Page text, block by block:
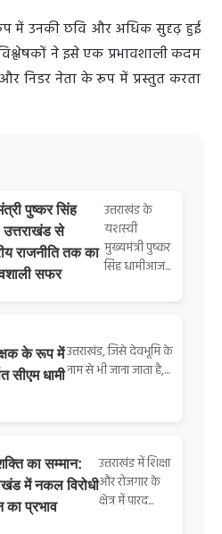
रूप में उनकी छवि और अधिक सुदृढ़ हुई
ने इसे एक प्रभावशाली कदम
निडर नेता के रूप में प्रस्तुत करता
पुष्कर सिंह
उत्तराखंड से
राजनीति तक का
सफर
उत्तराखंड के
यशस्वी
मुख्यमंत्री पुष्कर
सिंह धामीआज...
के रूप में
सीएम धामी
उत्तराखंड, जिसे देवभूमि के
नाम से भी जाना जाता है,...
का सम्मान:
में नकल विरोधी
का प्रभाव
उत्तराखंड में शिक्षा
और रोजगार के
क्षेत्र में पारद...